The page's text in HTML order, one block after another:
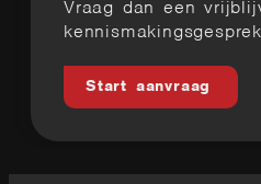
Vraag dan een
Start aanvraag